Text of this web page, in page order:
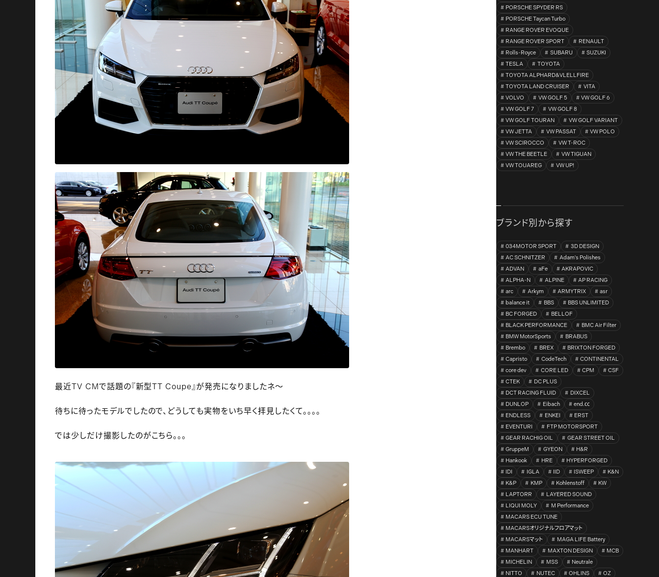
最近TV CMで話題の『新型TT Coupe』が発売になりましたネ～
待ちに待ったモデルでしたので、どうしても実物をいち早く拝見したくて。。。。
では少しだけ撮影したのがこちら。。。
PORSCHE SPYDER RS
PORSCHE Taycan Turbo
RANGE ROVER EVOQUE
RANGE ROVER SPORT
RENAULT
Rolls-Royce
SUBARU
SUZUKI
TESLA
TOYOTA
TOYOTA ALPHARD&VLELLFIRE
TOYOTA LAND CRUISER
VITA
VOLVO
VW GOLF 5
VW GOLF 6
VW GOLF 7
VW GOLF 8
VW GOLF TOURAN
VW GOLF VARIANT
VW JETTA
VW PASSAT
VW POLO
VW SCIROCCO
VW T-ROC
VW THE BEETLE
VW TIGUAN
VW TOUAREG
VW UP!
ブランド別から探す
034MOTOR SPORT
3D DESIGN
AC SCHNITZER
Adam's Polishes
ADVAN
aFe
AKRAPOVIC
ALPHA-N
ALPINE
AP RACING
arc
Arkym ARMYTRIX
asr
balance it
BBS
BBS UNLIMITED
BC FORGED
BELLOF
BLACK PERFORMANCE
BMC Air Filter
BMW MotorSports
BRABUS
Brembo
BREX
BRIXTON FORGED
Capristo
CodeTech
CONTINENTAL
core dev
CORE LED CPM
CSF
CTEK
DC PLUS
DCT RACING FLUID
DIXCEL
DUNLOP
Eibach
end.㏄
ENDLESS
ENKEI
ERST
EVENTURI
FTP MOTORSPORT
GEAR RACHIG OIL
GEAR STREET OIL
GruppeM
GYEON
H&R
Hankook
HRE
HYPERFORGED
IDI
IGLA IID ISWEEP
K&N
K&P
KMP Kohlenstoff
KW
LAPTORR
LAYERED SOUND
LIQUI MOLY
M Performance
MACARS ECU TUNE
MACARSオリジナルフロアマット
MACARSマット
MAGA LIFE Battery
MANHART
MAXTON DESIGN
MCB
MICHELIN
MSS
Neutrale
NITTO
NUTEC OHLINS OZ